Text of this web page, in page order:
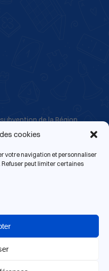
cookies
votre navigation et personnaliser
peut limiter certaines
de la Région
de structuration et de